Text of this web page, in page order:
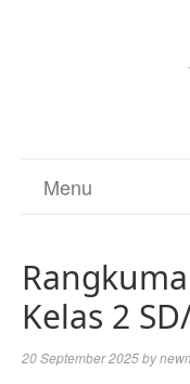
Menu
Kelas 2
20 September 2025by